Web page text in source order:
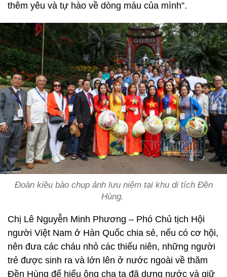
thêm yêu và tự hào về dòng máu của mình”.
Đoàn kiều bào chụp ảnh lưu niệm tại khu di tích Đền
Hùng.
Chị Lê Nguyễn Minh Phương – Phó Chủ tịch Hội
người Việt Nam ở Hàn Quốc chia sẻ, nếu có cơ hội,
nên đưa các cháu nhỏ các thiếu niên, những người
trẻ được sinh ra và lớn lên ở nước ngoài về thăm
Đền Hùng để hiểu ông cha ta đã dựng nước và giữ